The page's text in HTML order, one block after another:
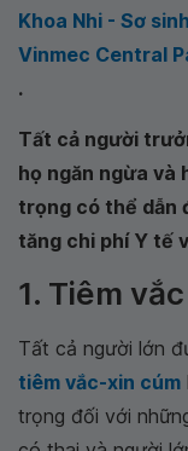
Khoa Nhi - Sơ
Vinmec Central
.
Tất cả người
họ ngăn ngừa và
trọng có thể dẫn
tăng chi phí Y tế
1. Tiêm
Tất cả người lớn
tiêm vắc-xin cúm
trọng đối với